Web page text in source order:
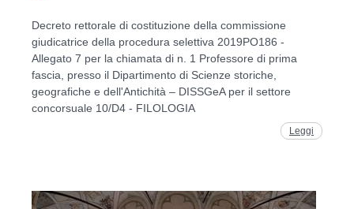
Decreto rettorale di costituzione della commissione
giudicatrice della procedura selettiva 2019PO186 -
Allegato 7 per la chiamata di n. 1 Professore di prima
fascia, presso il Dipartimento di Scienze storiche,
geografiche e dell'Antichità – DISSGeA per il settore
concorsuale 10/D4 - FILOLOGIA
Leggi